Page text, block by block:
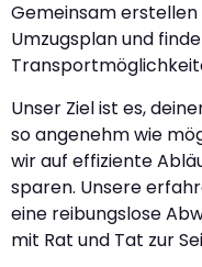
Gemeinsam
Umzugsplan und
Unser Ziel ist es,
so angenehm wie
wir auf effiziente
sparen. Unsere
eine reibungslose
mit Rat und Tat zur